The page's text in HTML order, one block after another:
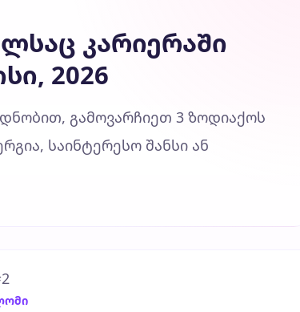
კარიერაში
2026
გამოვარჩიეთ 3 ზოდიაქოს
საინტერესო შანსი ან